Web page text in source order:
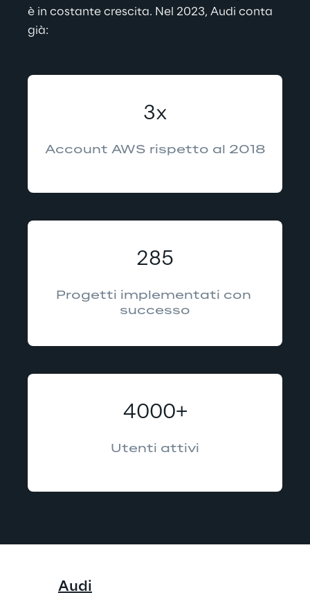
è in costante crescita. Nel 2023, Audi conta
già:
3x
Account AWS rispetto al 2018
285
Progetti implementati con
successo
4000+
Utenti attivi
Audi